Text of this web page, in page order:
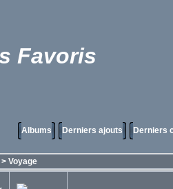
Favoris
Albums Derniers ajouts Derniers
> Voyage